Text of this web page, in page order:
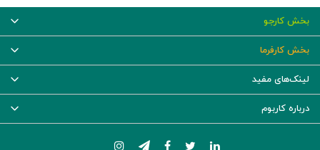
بخش کارجو
بخش کارفرما
لینک‌های مفید
درباره کاربوم